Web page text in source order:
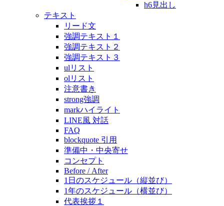
h6見出し
テキスト
リード文
強調テキスト１
強調テキスト２
強調テキスト３
ulリスト
olリスト
注意書き
strong強調
markハイライト
LINE風 対話
FAQ
blockquote 引用
準備中・中央寄せ
コンセプト
Before / After
1日のスケジュール（縦並び）
1年のスケジュール（横並び）
代表挨拶１